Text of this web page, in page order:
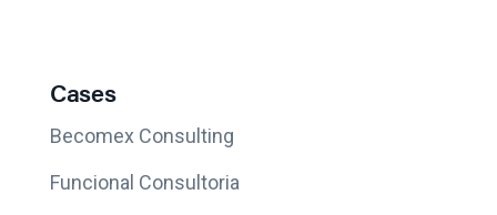
Cases
Becomex Consulting
Funcional Consultoria